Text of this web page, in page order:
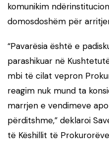
komunikim
domosdoshëm për
“Pavarësia është e
parashikuar në
mbi të cilat vepron
reagim nuk mund ta
marrjen e vendimeve
përditshme,” deklaroi
të Këshillit të